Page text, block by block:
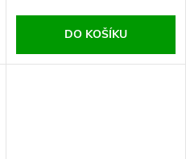
DO KOŠÍKU